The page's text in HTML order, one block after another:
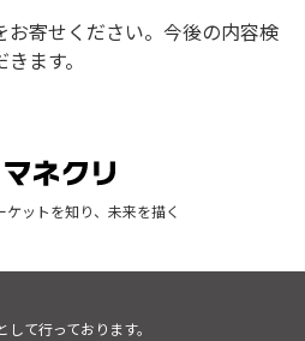
お寄せください。今後の内容検
ます。
ケットを知り、未来を描く
て行っております。